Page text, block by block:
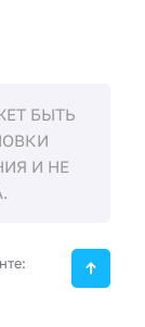
БЫТЬ
И НЕ